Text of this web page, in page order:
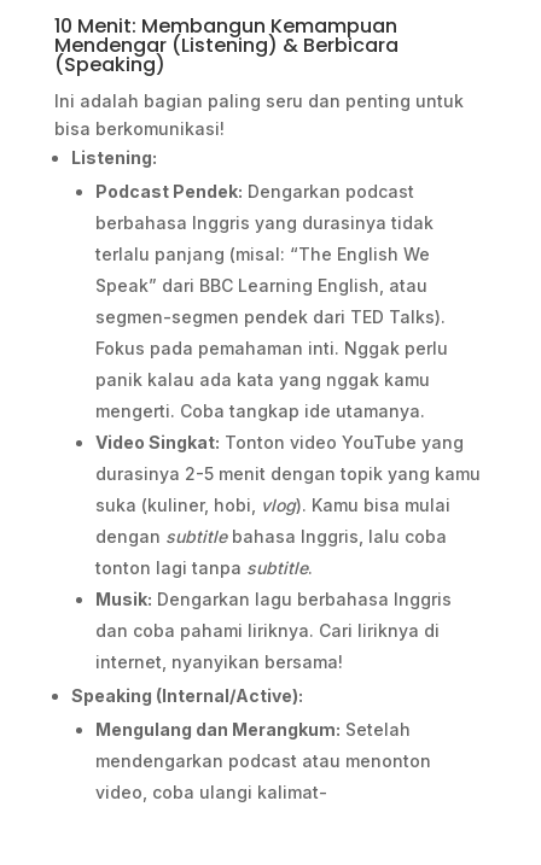
10 Menit: Membangun Kemampuan
Mendengar (Listening) & Berbicara
(Speaking)
Ini adalah bagian paling seru dan penting untuk
bisa berkomunikasi!
Listening:
Podcast Pendek: Dengarkan podcast
berbahasa Inggris yang durasinya tidak
terlalu panjang (misal: “The English We
Speak” dari BBC Learning English, atau
segmen-segmen pendek dari TED Talks).
Fokus pada pemahaman inti. Nggak perlu
panik kalau ada kata yang nggak kamu
mengerti. Coba tangkap ide utamanya.
Video Singkat: Tonton video YouTube yang
durasinya 2-5 menit dengan topik yang kamu
suka (kuliner, hobi,
vlog). Kamu bisa mulai
dengan subtitlebahasa Inggris, lalu coba
tonton lagi tanpa subtitle.
Musik: Dengarkan lagu berbahasa Inggris
dan coba pahami liriknya. Cari liriknya di
internet, nyanyikan bersama!
Speaking (Internal/Active):
Mengulang dan Merangkum: Setelah
mendengarkan podcast atau menonton
video, coba ulangi kalimat-